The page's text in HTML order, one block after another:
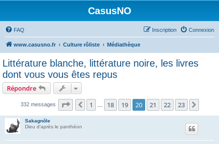
CasusNO
FAQ Connexion
Inscription
www.casusno.fr Culture rôliste Médiathèque
Littérature blanche, littérature noire, les livres
dont vous vous êtes repus
Répondre
332 messages Page 20 sur 23
Précédent
1 18 19 20 21 22 23
Sakagnôle
Dieu d'après le panthéon